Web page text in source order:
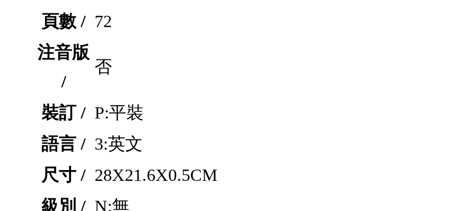
頁數 / 72
注音版
/
否
裝訂 / P:平裝
語言 / 3:英文
尺寸 / 28X21.6X0.5CM
級別 / N:無